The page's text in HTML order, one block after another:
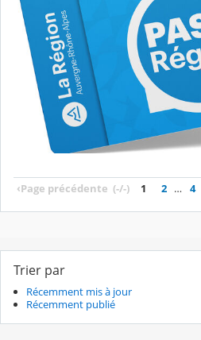
‹Page précédente (-/-) 1 2 … 4
Trier par
Récemment mis à jour
Récemment publié